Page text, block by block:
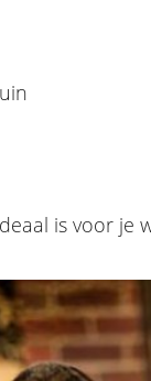
is voor je